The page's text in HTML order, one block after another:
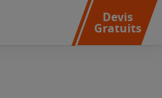
Devis
Gratuits